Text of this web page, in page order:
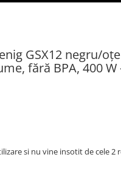
GSX12 negru/
fără BPA, 400 W
si nu vine insotit de cele 2